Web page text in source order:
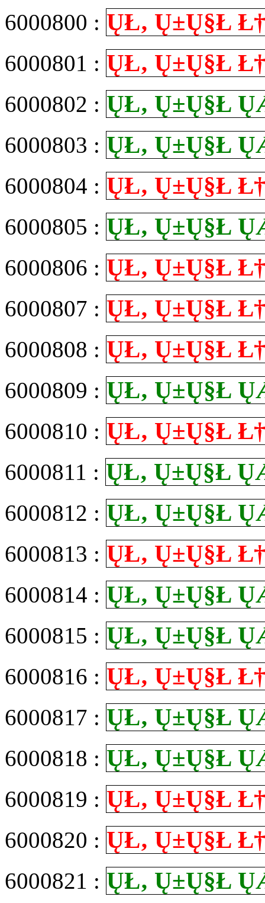
6000800 : Ų­Ł‚ Ų±Ų§Ł
6000801 : Ų­Ł‚ Ų±Ų§Ł
6000802 : Ų­Ł‚ Ų±Ų§Ł
6000803 : Ų­Ł‚ Ų±Ų§Ł
6000804 : Ų­Ł‚ Ų±Ų§Ł
6000805 : Ų­Ł‚ Ų±Ų§Ł
6000806 : Ų­Ł‚ Ų±Ų§Ł
6000807 : Ų­Ł‚ Ų±Ų§Ł
6000808 : Ų­Ł‚ Ų±Ų§Ł
6000809 : Ų­Ł‚ Ų±Ų§Ł
6000810 : Ų­Ł‚ Ų±Ų§Ł
6000811 : Ų­Ł‚ Ų±Ų§Ł
6000812 : Ų­Ł‚ Ų±Ų§Ł
6000813 : Ų­Ł‚ Ų±Ų§Ł
6000814 : Ų­Ł‚ Ų±Ų§Ł
6000815 : Ų­Ł‚ Ų±Ų§Ł
6000816 : Ų­Ł‚ Ų±Ų§Ł
6000817 : Ų­Ł‚ Ų±Ų§Ł
6000818 : Ų­Ł‚ Ų±Ų§Ł
6000819 : Ų­Ł‚ Ų±Ų§Ł
6000820 : Ų­Ł‚ Ų±Ų§Ł
6000821 : Ų­Ł‚ Ų±Ų§Ł